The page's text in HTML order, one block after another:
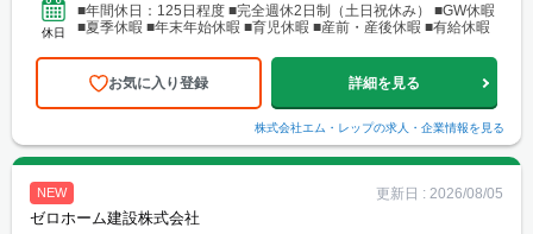
休日
■年間休日：125日程度 ■完全週休2日制（土日祝休み） ■GW休暇
■夏季休暇 ■年末年始休暇 ■育児休暇 ■産前・産後休暇 ■有給休暇
お気に入り登録 詳細を見る
株式会社エム・レップの求人・企業情報を見る
NEW 更新日 : 2026/08/05
ゼロホーム建設株式会社